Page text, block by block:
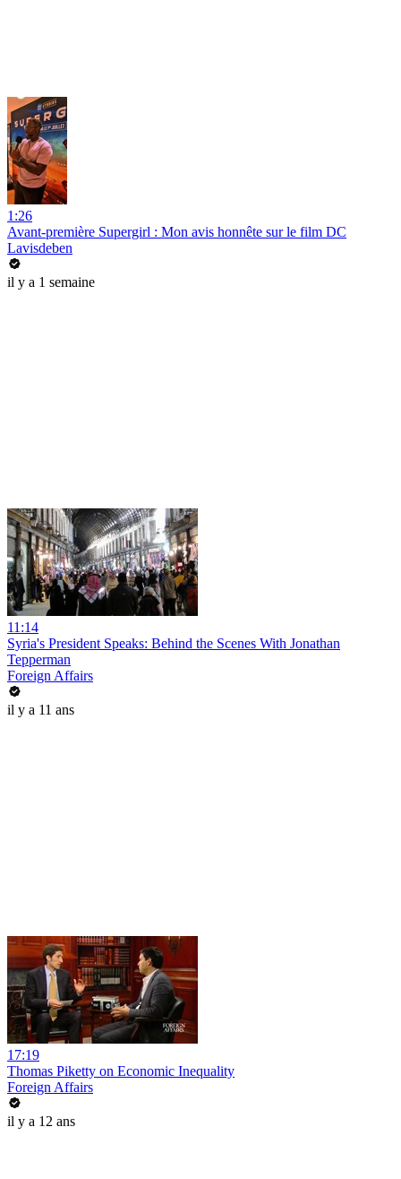
1:26
Avant-première Supergirl : Mon avis honnête sur le film DC
Lavisdeben
il y a 1 semaine
11:14
Syria's President Speaks: Behind the Scenes With Jonathan
Tepperman
Foreign Affairs
il y a 11 ans
17:19
Thomas Piketty on Economic Inequality
Foreign Affairs
il y a 12 ans